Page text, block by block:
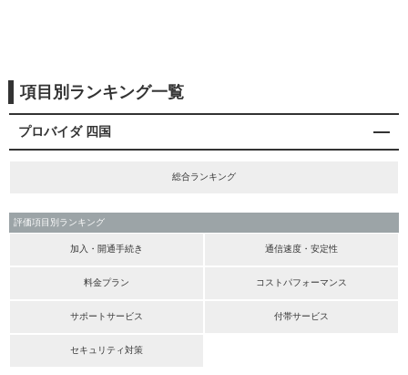
項目別ランキング一覧
プロバイダ 四国
総合ランキング
評価項目別ランキング
加入・開通手続き 通信速度・安定性
料金プラン コストパフォーマンス
サポートサービス 付帯サービス
セキュリティ対策